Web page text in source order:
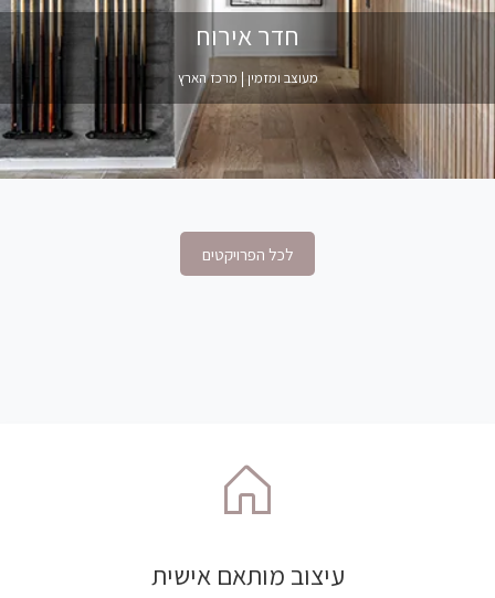
חדר אירוח
מעוצב ומזמין | מרכז הארץ
לכל הפרויקטים
עיצוב מותאם אישית